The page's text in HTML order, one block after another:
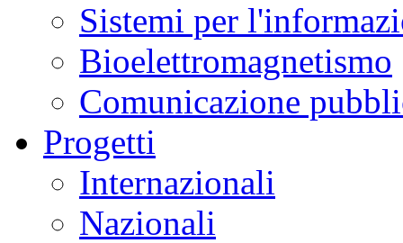
Sistemi per
Bioelettromagnetismo
Comunicazione
Progetti
Internazionali
Nazionali